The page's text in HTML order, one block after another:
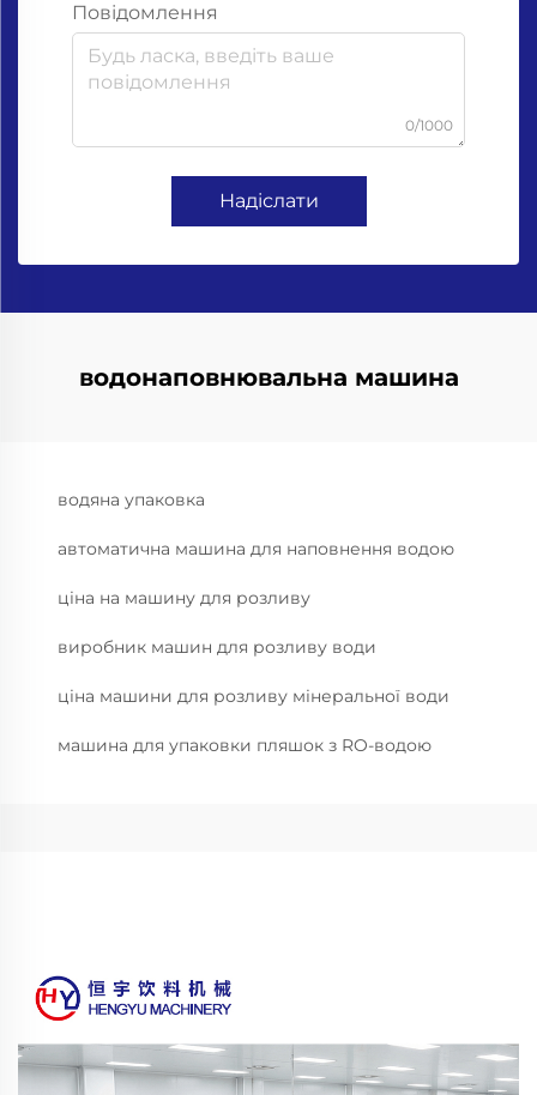
Повідомлення
0/1000
Надіслати
водонаповнювальна машина
водяна упаковка
автоматична машина для наповнення водою
ціна на машину для розливу
виробник машин для розливу води
ціна машини для розливу мінеральної води
машина для упаковки пляшок з RO-водою